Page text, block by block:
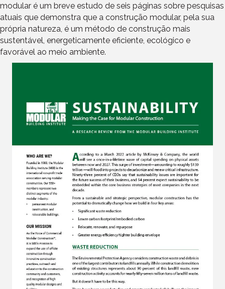
modular é um breve estudo de seis páginas sobre pesquisas
atuais que demonstra que a construção modular, pela sua
própria natureza, é um método de construção mais
sustentável, energeticamente eficiente, ecológico e
favorável ao meio ambiente.